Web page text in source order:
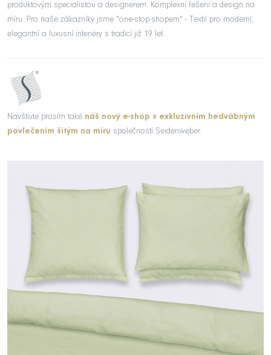
produktovým specialistou a designerem. Komplexní řešení a design na
míru. Pro naše zákazníky jsme "one-stop-shopem" - Textil pro moderní,
elegantní a luxusní interiéry s tradicí již 19 let.
Navštivte prosím také náš nový e-shop s exkluzivním hedvábným
povlečením šitým na míru společnosti Seidenweber.